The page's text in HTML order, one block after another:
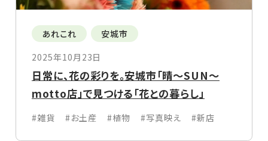
あれこれ
安城市
2025年10月23日
日常に、花の彩りを。安城市「晴〜SUN〜
motto店」で見つける「花との暮らし」
#雑貨 #お土産 #植物 #写真映え #新店